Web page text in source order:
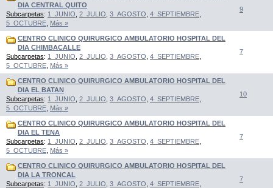
DIA CENTRAL QUITO
Subcarpetas: 1_JUNIO 2_JULIO 3_AGOSTO 4_SEPTIEMBRE
5_OCTUBRE Más »
9
CENTRO CLINICO QUIRURGICO AMBULATORIO HOSPITAL DEL
DIA CHIMBACALLE
Subcarpetas: 1_JUNIO 2_JULIO 3_AGOSTO 4_SEPTIEMBRE
5_OCTUBRE Más »
7
CENTRO CLINICO QUIRURGICO AMBULATORIO HOSPITAL DEL
DIA EL BATAN
Subcarpetas: 1_JUNIO 2_JULIO 3_AGOSTO 4_SEPTIEMBRE
5_OCTUBRE Más »
10
CENTRO CLINICO QUIRURGICO AMBULATORIO HOSPITAL DEL
DIA EL TENA
Subcarpetas: 1_JUNIO 2_JULIO 3_AGOSTO 4_SEPTIEMBRE
5_OCTUBRE Más »
7
CENTRO CLINICO QUIRURGICO AMBULATORIO HOSPITAL DEL
DIA LA TRONCAL
Subcarpetas: 1_JUNIO 2_JULIO 3_AGOSTO 4_SEPTIEMBRE
7